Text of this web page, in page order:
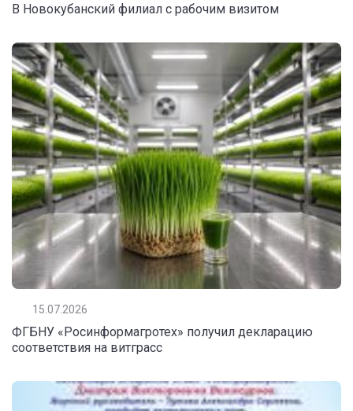
В Новокубанский филиал с рабочим визитом
15.07.2026
ФГБНУ «Росинформагротех» получил декларацию
соответствия на витграсс